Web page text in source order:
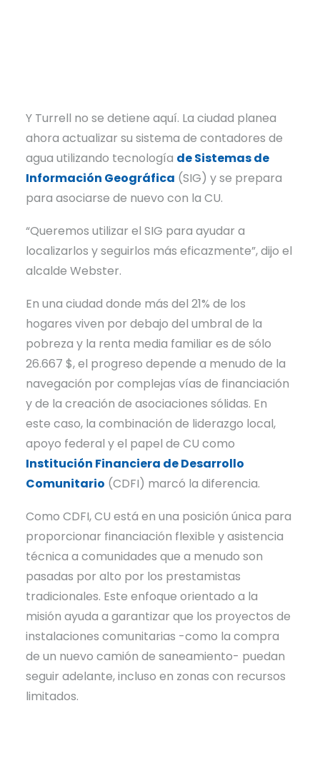
Y Turrell no se detiene aquí. La ciudad planea
ahora actualizar su sistema de contadores de
agua utilizando tecnología de Sistemas de
Información Geográfica (SIG) y se prepara
para asociarse de nuevo con la CU.
“Queremos utilizar el SIG para ayudar a
localizarlos y seguirlos más eficazmente”, dijo el
alcalde Webster.
En una ciudad donde más del 21% de los
hogares viven por debajo del umbral de la
pobreza y la renta media familiar es de sólo
26.667 $, el progreso depende a menudo de la
navegación por complejas vías de financiación
y de la creación de asociaciones sólidas. En
este caso, la combinación de liderazgo local,
apoyo federal y el papel de CU como
Institución Financiera de Desarrollo
Comunitario (CDFI) marcó la diferencia.
Como CDFI, CU está en una posición única para
proporcionar financiación flexible y asistencia
técnica a comunidades que a menudo son
pasadas por alto por los prestamistas
tradicionales. Este enfoque orientado a la
misión ayuda a garantizar que los proyectos de
instalaciones comunitarias -como la compra
de un nuevo camión de saneamiento- puedan
seguir adelante, incluso en zonas con recursos
limitados.